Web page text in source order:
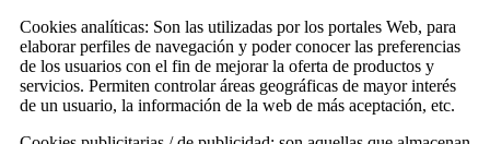
Cookies analíticas: Son las utilizadas por los portales Web, para
elaborar perfiles de navegación y poder conocer las preferencias
de los usuarios con el fin de mejorar la oferta de productos y
servicios. Permiten controlar áreas geográficas de mayor interés
de un usuario, la información de la web de más aceptación, etc.